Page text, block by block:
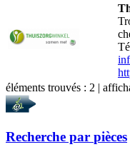
éléments trouvés : 2 |
Recherche par pièces